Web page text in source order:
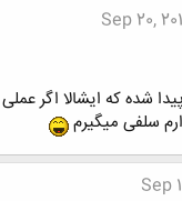
Sep 20,
شده که ایشالا اگر
سلفی میگیرم
Sep